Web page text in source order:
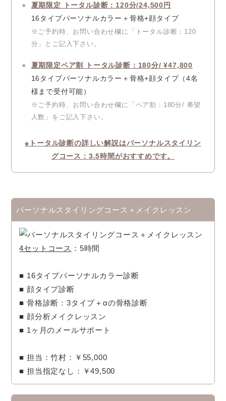
夏期限定 トータル診断：120分/24,500円
16タイプパーソナルカラー＋骨格+顔タイプ
※ご予約時、お問い合わせ欄に「トータル診断：120
分」とご記入下さい。
夏期限定ペア割 トータル診断：180分/ ¥47,800
16タイプパーソナルカラー＋骨格+顔タイプ（4名
様まで受付可能）
※ご予約時、お問い合わせ欄に「ペア割：180分/ 希望
人数」をご記入下さい。
※トータル診断の詳しい解説はパーソナルスタイリン
グコース：3.5時間がおすすめです。
パーソナルスタイリングコース＋メイクレッスン
4セットコース ：5時間
■ 16タイプパーソナルカラー診断
■ 顔タイプ診断
■ 骨格診断：3タイプ＋αの骨格診断
■ 顔分析メイクレッスン
■ 1ヶ月のメールサポート
■担当：竹村：￥55,000
■ 担当指定なし：￥49,500